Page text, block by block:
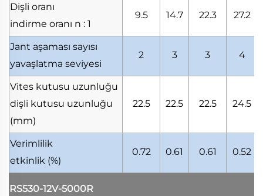
Dişli oranı
indirme oranı n : 1
9.5 14.7 22.3 27.2
Jant aşaması sayısı
yavaşlatma seviyesi
2 3 3 4
Vites kutusu uzunluğu
dişli kutusu uzunluğu
(mm)
22.5 22.5 22.5 24.5
Verimlilik
etkinlik (%)
0.72 0.61 0.61 0.52
RS530-12V-5000R